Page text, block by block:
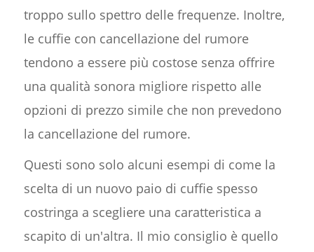
troppo sullo spettro delle frequenze. Inoltre,
le cuffie con cancellazione del rumore
tendono a essere più costose senza offrire
una qualità sonora migliore rispetto alle
opzioni di prezzo simile che non prevedono
la cancellazione del rumore.
Questi sono solo alcuni esempi di come la
scelta di un nuovo paio di cuffie spesso
costringa a scegliere una caratteristica a
scapito di un'altra. Il mio consiglio è quello